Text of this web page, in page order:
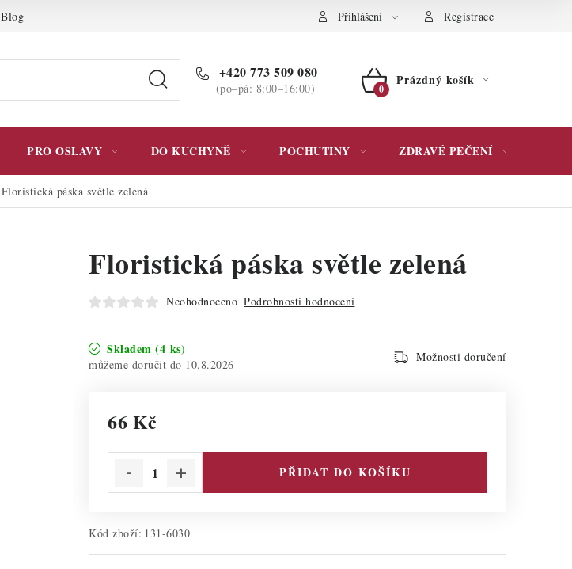
Blog Podmínky ochrany osobních údajů Přihlášení Registrace
+420 773 509 080
(po–pá: 8:00–16:00)
NÁKUPNÍ
Prázdný košík
PRO OSLAVY DO KUCHYNĚ POCHUTINY ZDRAVÉ PEČENÍ
Floristická páska světle zelená
Floristická páska světle zelená
Neohodnoceno Podrobnosti hodnocení
Skladem (4 ks)
10.8.2026
Možnosti doručení
66 Kč
PŘIDAT DO KOŠÍKU
Kód zboží: 131-6030